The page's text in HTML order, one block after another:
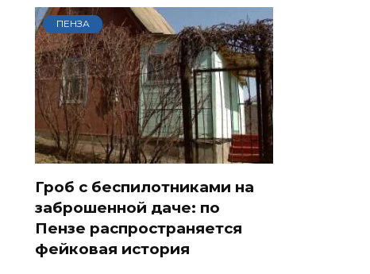
ПЕНЗА
Гроб с беспилотниками на
заброшенной даче: по
Пензе распространяется
фейковая история